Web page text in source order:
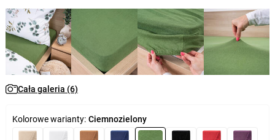
Cała galeria (6)
Kolorowe warianty: Ciemnozielony